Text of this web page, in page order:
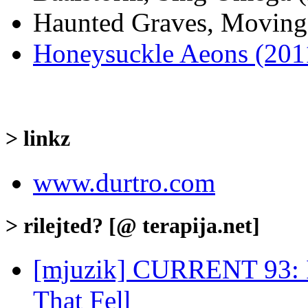
Haunted Graves,
Honeysuckle Aeons
> linkz
www.durtro.com
> rilejted? [@ terapija.net]
[mjuzik] CURRENT
That Fell